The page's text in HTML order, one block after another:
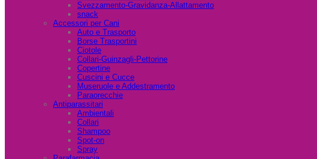
Svezzamento-Gravidanza-Allattamento
snack
Accessori per Cani
Auto e Trasporto
Borse Trasportini
Ciotole
Collari-Guinzagli-Pettorine
Copertine
Cuscini e Cucce
Museruole e Addestramento
Paraorecchie
Antiparassitari
Ambientali
Collari
Shampoo
Spot-on
Spray